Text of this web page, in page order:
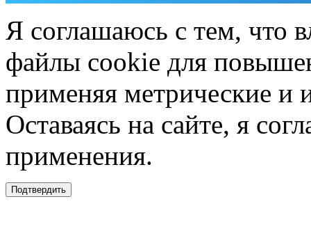
Я соглашаюсь с тем, что
файлы cookie для
применяя метрические и
Оставаясь на сайте, я
применения.
Подтвердить